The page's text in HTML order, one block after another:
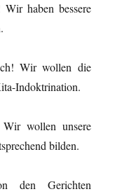
haben bessere
Wir wollen die
Indoktrination.
wollen unsere
bilden.
den Gerichten